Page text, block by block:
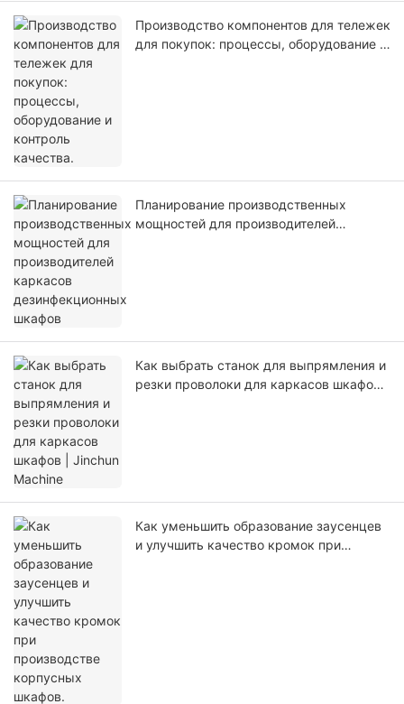
Производство компонентов для тележек
для покупок: процессы, оборудование и
Планирование производственных
мощностей для производителей
Как выбрать станок для выпрямления и
резки проволоки для каркасов шкафов |
Как уменьшить образование заусенцев
и улучшить качество кромок при